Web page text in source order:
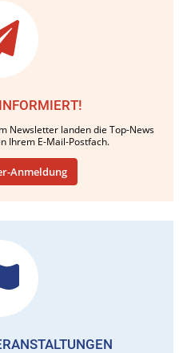
Newsletter landen die Top-News
Ihrem E-Mail-Postfach.
Anmeldung